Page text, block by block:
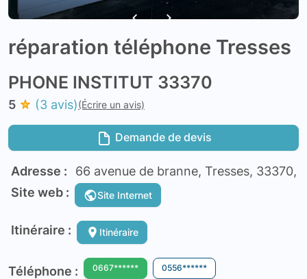
réparation téléphone Tresses
PHONE INSTITUT 33370
5 (3 avis)(Écrire un avis)
Demande de devis
Adresse :
66 avenue de branne, Tresses, 33370,
Site web :
Site Internet
Itinéraire : Itinéraire
Téléphone : 0667****** 0556******